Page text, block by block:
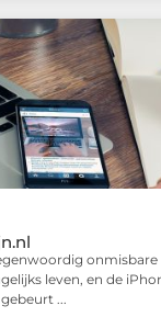
onmisbare
leven, en de
...